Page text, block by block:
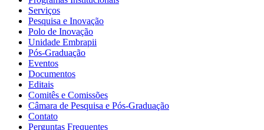
Serviços
Pesquisa e Inovação
Polo de Inovação
Unidade Embrapii
Pós-Graduação
Eventos
Documentos
Editais
Comitês e Comissões
Câmara de Pesquisa e Pós-Graduação
Contato
Perguntas Frequentes